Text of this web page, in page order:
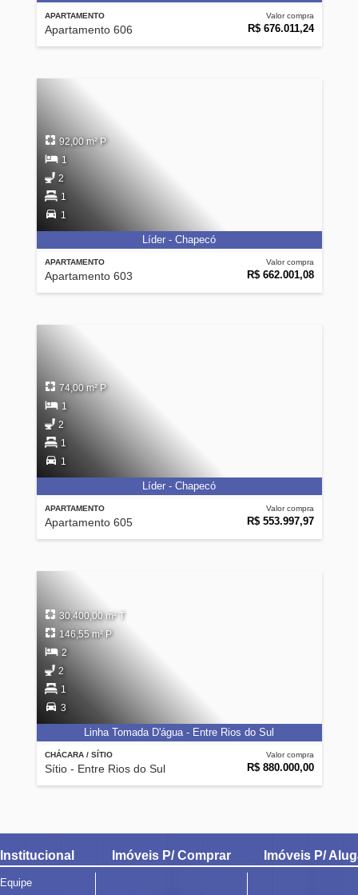
APARTAMENTO
Apartamento 606
Valor compra
R$ 676.011,24
APARTAMENTO
Apartamento 603
Valor compra
R$ 662.001,08
92,00 m² P
1
2
1
1
Líder - Chapecó
APARTAMENTO
Apartamento 605
Valor compra
R$ 553.997,97
74,00 m² P
1
2
1
1
Líder - Chapecó
CHÁCARA / SÍTIO
Sítio - Entre Rios do Sul
Valor compra
R$ 880.000,00
30.400,00 m² T
146,55 m² P
2
2
1
3
Linha Tomada D'água - Entre Rios do Sul
Institucional
Equipe
Imóveis P/ Comprar Imóveis P/